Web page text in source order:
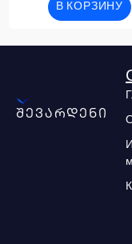
В КОРЗИНУ
შევარდენი